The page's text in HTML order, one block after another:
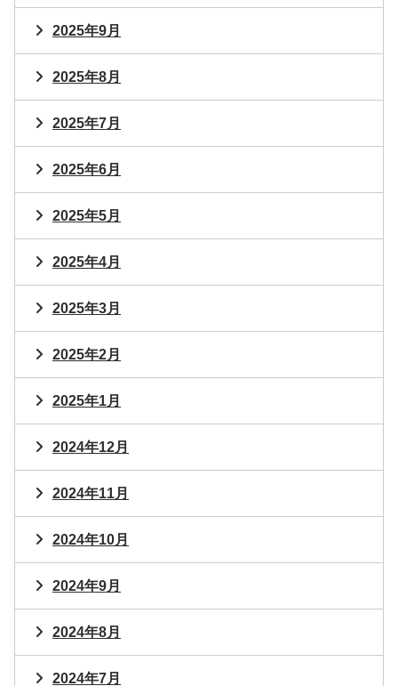
2025年9月
2025年8月
2025年7月
2025年6月
2025年5月
2025年4月
2025年3月
2025年2月
2025年1月
2024年12月
2024年11月
2024年10月
2024年9月
2024年8月
2024年7月